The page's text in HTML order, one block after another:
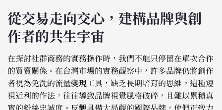
從交易走向交心，建構品牌與創
作者的共生宇宙
在探討社群商務的實務操作時，我們不能只停留在單次合作
的買賣關係。在台灣市場的實務觀察中，許多品牌仍將創作
者視為免洗的流量變現工具，缺乏長期培育的思維。這種短
視近利的作法，往往導致品牌視覺風格破碎，且難以累積真
實的粉絲忠誠度。反觀具備大局觀的國際品牌，他們正致力